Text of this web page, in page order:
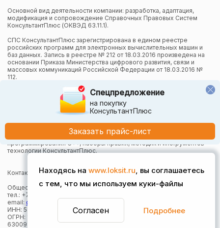
Находясь на www.loksit.ru, вы соглашаетесь
с тем, что мы используем куки-файлы
Согласен Подробнее
Основной вид деятельности компании: разработка, адаптация,
модификация и сопровождение Справочных Правовых Систем
КонсультантПлюс (ОКВЭД 63.11.1).
СПС КонсультантПлюс зарегистрирована в едином реестре
российских программ для электронных вычислительных машин и
баз данных. Запись в реестре № 212 от 18.03.2016 произведена на
основании Приказа Министерства цифрового развития, связи и
массовых коммуникаций Российской Федерации от 18.03.2016 №
112.
Компания осуществляет также и другие виды деятельности в
области информационных технологий.
Компания в рамках осуществления деятельности в области
информационных технологий (адаптация и модификация Систем
КонсультантПлюс) использует язык программирования Python,
СУБД, относящуюся к классу NoSQL-систем на языке
программирования C++, наборы правил, методик и инструментов
технологии КонсультантПлюс.
Контактная информация:
Общество с ограниченной ответственностью "Локсит"
тел.: +7 (383) 373-49-30
email: office@loksit.ru
ИНН: 5407957868
ОГРН: 1165476161410
630099, г. Новосибирск, Вокзальная магистраль, 15, оф. 625
Спецпредложение
на покупку
КонсультантПлюс
Заказать прайс-лист